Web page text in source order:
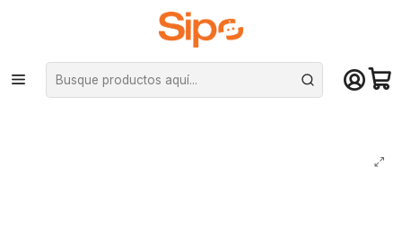
¡Compra hasta mediodía y recibe hoy! De lunes a sábado en el gran
Santiago. Envío gratis desde $29.990
Inicio Componentes PC Unidad de Estado Sólido (SSD)
M.2 PCIe NVMe
Disco Sólido SSD AORUS Gen4 7300 1 TB (NVMe M.2, hasta 7300MB/s,
con Disipador)